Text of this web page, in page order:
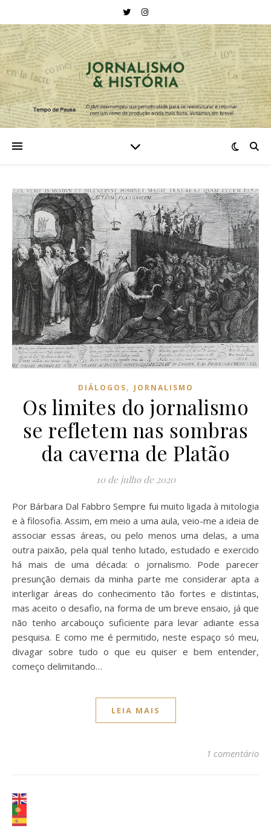
DIÁLOGOS, JORNALISMO
Os limites do jornalismo
se refletem nas sombras
da caverna de Platão
10 de julho de 2020
Por Bárbara Dal Fabbro Sempre fui muito ligada à mitologia
e à filosofia. Assim, em meio a uma aula, veio-me a ideia de
associar essas áreas, ou pelo menos uma delas, a uma
outra paixão, pela qual tenho lutado, estudado e exercido
há mais de uma década: o jornalismo. Pode parecer
presunção demais da minha parte me considerar apta a
interligar áreas do conhecimento tão fortes e distintas,
mas aceito o desafio, na forma de um breve ensaio, já que
não tenho arcabouço suficiente para levar adiante essa
pesquisa. E como me é permitido, neste espaço só meu,
divagar sobre tudo o que eu quiser e bem entender,
começo delimitando…
LEIA MAIS
1 comentário